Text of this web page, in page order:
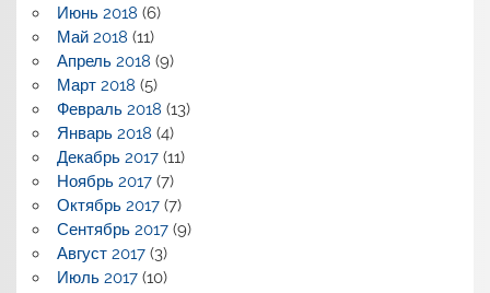
Июнь 2018 (6)
Май 2018 (11)
Апрель 2018 (9)
Март 2018 (5)
Февраль 2018 (13)
Январь 2018 (4)
Декабрь 2017(11)
Ноябрь 2017(7)
Октябрь 2017(7)
Сентябрь 2017(9)
Август 2017(3)
Июль 2017(10)